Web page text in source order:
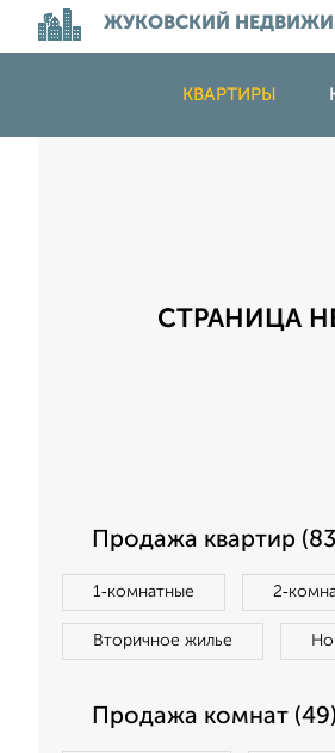
ЖУКОВСКИЙ
КВАРТИРЫ
СТРАНИЦА
Продажа квартир
1‑комнатные
Вторичное жилье
Продажа комнат (49)